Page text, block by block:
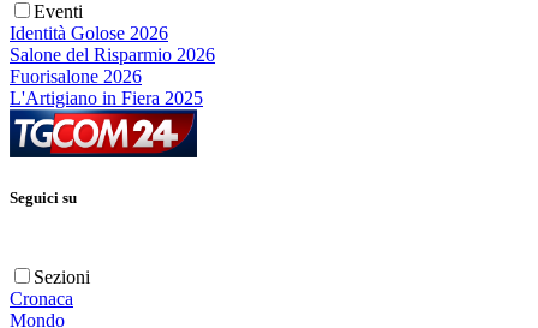
Eventi
Identità Golose 2026
Salone del Risparmio 2026
Fuorisalone 2026
L'Artigiano in Fiera 2025
Seguici su
Sezioni
Cronaca
Mondo